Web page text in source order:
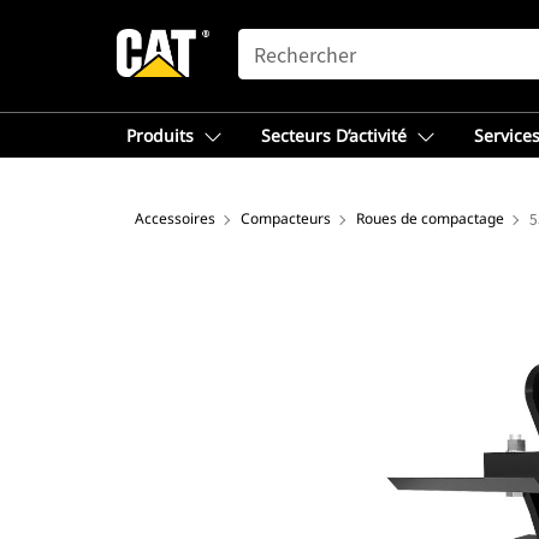
SEARCH
Produits Secteurs D’activité
Accessoires Compacteurs Roues de compactage